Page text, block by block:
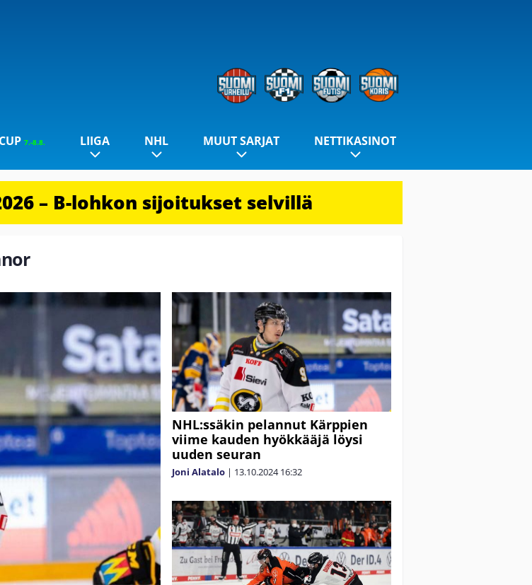
7.-8.8. LIIGA NHL MUUT SARJAT NETTIKASINOT
– B-lohkon sijoitukset selvillä
NHL:ssäkin pelannut Kärppien
viime kauden hyökkääjä löysi
uuden seuran
Joni Alatalo | 13.10.2024 16:32